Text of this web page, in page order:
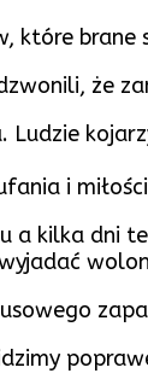
które
że
i
kilka dni